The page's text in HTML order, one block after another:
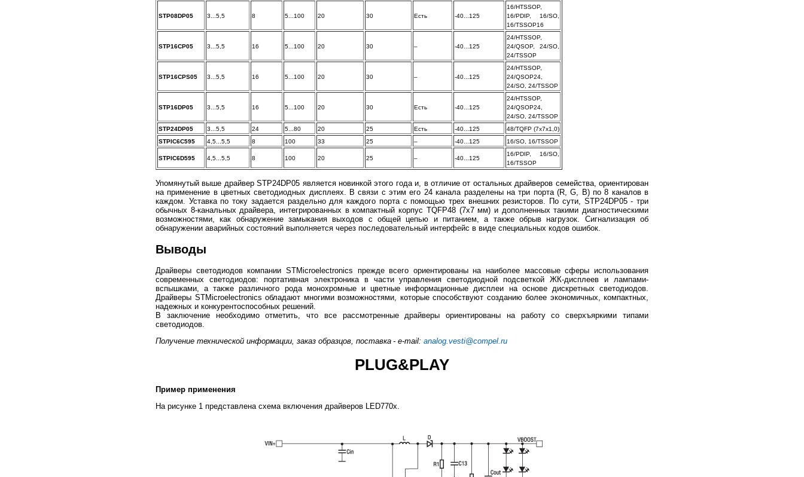
STP08DP05 3...5,5 8 5...100 20 30 Есть -40...125
16/HTSSOP,
16/PDIP, 16/SO,
16/TSSOP16
STP16CP05 3...5,5 16 5...100 20 30 – -40...125
24/HTSSOP,
24/QSOP, 24/SO,
24/TSSOP
STP16CPS05 3...5,5 16 5...100 20 30 – -40...125
24/HTSSOP,
24/QSOP24,
24/SO, 24/TSSOP
STP16DP05 3...5,5 16 5...100 20 30 Есть -40...125
24/HTSSOP,
24/QSOP24,
24/SO, 24/TSSOP
STP24DP05
3...5,5 24 5...80 20 25 Есть -40...125
48/TQFP (7x7x1,0)
STPIC6C595
4,5...5,5 8 100 33 25 – -40...125 16/SO, 16/TSSOP
STPIC6D595 4,5...5,5 8 100 20 25 – -40...125
16/PDIP, 16/SO,
16/TSSOP
Упомянутый выше драйвер STP24DP05 является новинкой этого года и, в отличие от остальных драйверов семейства, ориентирован
на применение в цветных светодиодных дисплеях. В связи с этим его 24 канала разделены на три порта (R, G, B) по 8 каналов в
каждом. Уставка по току задается раздельно для каждого порта с помощью трех внешних резисторов. По сути, STP24DP05 - три
обычных 8-канальных драйвера, интегрированных в компактный корпус TQFP48 (7x7 мм) и дополненных такими диагностическими
возможностями, как обнаружение замыкания выходов с общей цепью и питанием, а также обрыв нагрузок. Сигнализация об
обнаружении аварийных состояний выполняется через последовательный интерфейс в виде специальных кодов ошибок.
Выводы
Драйверы светодиодов компании STMicroelectronics прежде всего ориентированы на наиболее массовые сферы использования
современных светодиодов: портативная электроника в части управления светодиодной подсветкой ЖК-дисплеев и лампами-
вспышками, а также различного рода монохромные и цветные информационные дисплеи на основе дискретных светодиодов.
Драйверы STMicroelectronics обладают многими возможностями, которые способствуют созданию более экономичных, компактных,
надежных и конкурентоспособных решений.
В заключение необходимо отметить, что все рассмотренные драйверы ориентированы на работу со сверхъяркими типами
светодиодов.
Получение технической информации, заказ образцов, поставка - e-mail: analog.vesti@compel.ru
PLUG&PLAY
Пример применения
На рисунке 1 представлена схема включения драйверов LED770x.